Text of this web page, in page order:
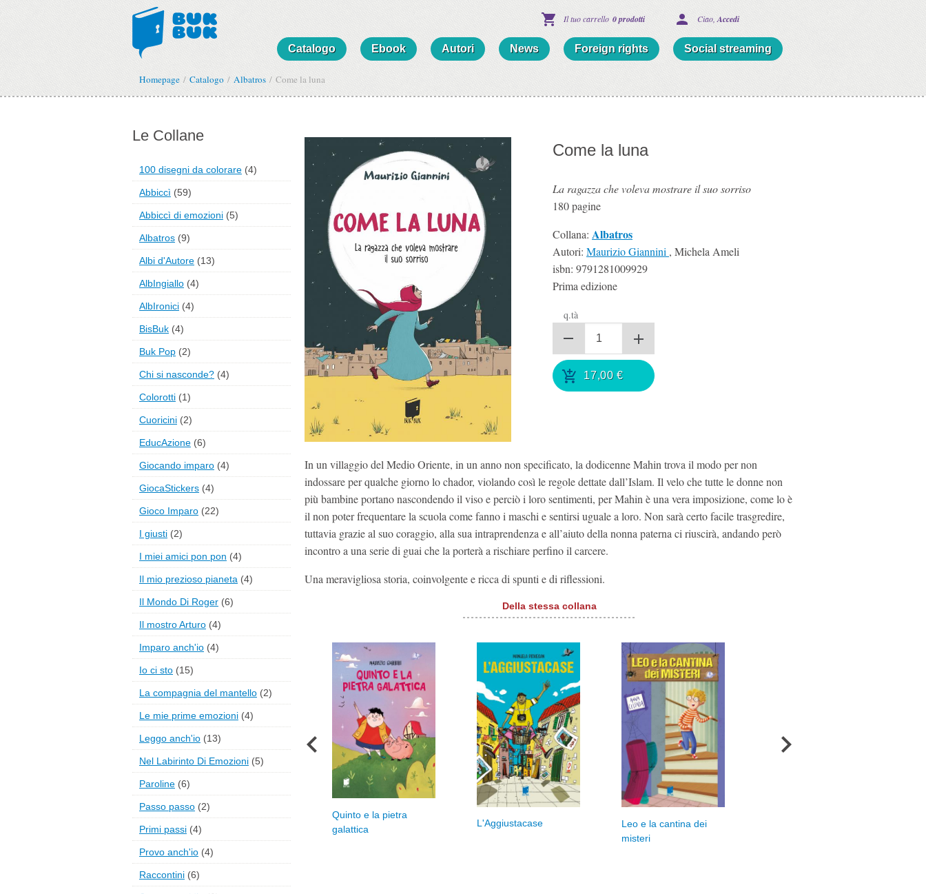
Il tuo carrello 0 prodotti Ciao, Accedi
Catalogo Ebook Autori News Foreign rights Social streaming
Homepage Catalogo Albatros Come la luna
Come la luna
La ragazza che voleva mostrare il suo sorriso
180pagine
Collana: Albatros
Autori: Maurizio Giannini , Michela Ameli
isbn: 9791281009929
Prima edizione
q.tà
17,00€
In un villaggio del Medio Oriente, in un anno non specificato, la dodicenne Mahin trova il modo per non
indossare per qualche giorno lo chador, violando così le regole dettate dall’Islam. Il velo che tutte le donne non
più bambine portano nascondendo il viso e perciò i loro sentimenti, per Mahin è una vera imposizione, come lo è
il non poter frequentare la scuola come fanno i maschi e sentirsi uguale a loro. Non sarà certo facile trasgredire,
tuttavia grazie al suo coraggio, alla sua intraprendenza e all’aiuto della nonna paterna ci riuscirà, andando però
incontro a una serie di guai che la porterà a rischiare perfino il carcere.
Una meravigliosa storia, coinvolgente e ricca di spunti e di riflessioni.
Della stessa collana
Quinto e la pietra
galattica
L'Aggiustacase
Leo e la cantina dei
misteri
Le Collane
100 disegni da colorare (4)
Abbiccì (59)
Abbiccì di emozioni (5)
Albatros (9)
Albi d'Autore (13)
AlbIngiallo (4)
AlbIronici (4)
BisBuk (4)
Buk Pop (2)
Chi si nasconde? (4)
Colorotti (1)
Cuoricini (2)
EducAzione (6)
Giocando imparo (4)
GiocaStickers (4)
Gioco Imparo (22)
I giusti (2)
I miei amici pon pon (4)
Il mio prezioso pianeta (4)
Il Mondo Di Roger (6)
Il mostro Arturo (4)
Imparo anch'io (4)
Io ci sto (15)
La compagnia del mantello (2)
Le mie prime emozioni (4)
Leggo anch'io (13)
Nel Labirinto Di Emozioni (5)
Paroline (6)
Passo passo (2)
Primi passi (4)
Provo anch'io (4)
Raccontini (6)